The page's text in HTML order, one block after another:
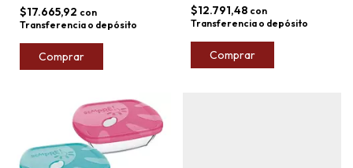
$17.665,92 con
Transferencia o depósito
$12.791,48 con
Transferencia o depósito
Comprar